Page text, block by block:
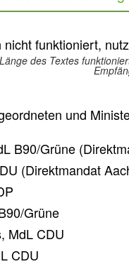
nicht funktioniert,
des Textes
und
B90/Grüne
(Direktmandat
Grüne
MdL CDU
CDU